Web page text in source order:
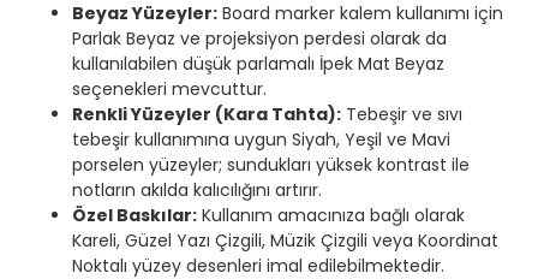
Beyaz Yüzeyler: Board marker kalem kullanımı için
Parlak Beyaz ve projeksiyon perdesi olarak da
kullanılabilen düşük parlamalı İpek Mat Beyaz
seçenekleri mevcuttur.
Renkli Yüzeyler (Kara Tahta): Tebeşir ve sıvı
tebeşir kullanımına uygun Siyah, Yeşil ve Mavi
porselen yüzeyler; sundukları yüksek kontrast ile
notların akılda kalıcılığını artırır.
Özel Baskılar: Kullanım amacınıza bağlı olarak
Kareli, Güzel Yazı Çizgili, Müzik Çizgili veya Koordinat
Noktalı yüzey desenleri imal edilebilmektedir.